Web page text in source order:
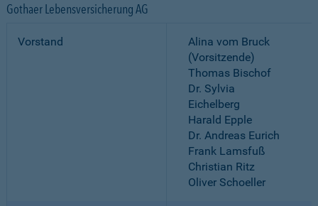
Gothaer Lebensversicherung AG
Vorstand
Alina vom Bruck
(Vorsitzende)
Thomas Bischof
Dr. Sylvia
Eichelberg
Harald Epple
Dr. Andreas Eurich
Frank Lamsfuß
Christian Ritz
Oliver Schoeller